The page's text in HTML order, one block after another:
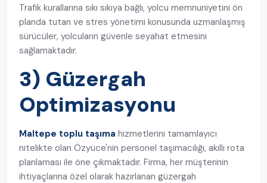
Trafik kurallarına sıkı sıkıya bağlı, yolcu memnuniyetini ön
planda tutan ve stres yönetimi konusunda uzmanlaşmış
sürücüler, yolcuların güvenle seyahat etmesini
sağlamaktadır.
3) Güzergah
Optimizasyonu
Maltepe toplu taşıma hizmetlerini tamamlayıcı
nitelikte olan Özyüce'nin personel taşımacılığı, akıllı rota
planlaması ile öne çıkmaktadır. Firma, her müşterinin
ihtiyaçlarına özel olarak hazırlanan güzergah